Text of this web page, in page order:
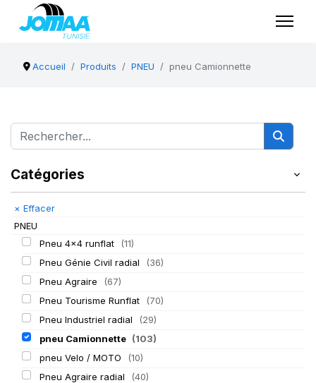
Accueil Produits PNEU pneu Camionnette
Catégories
× Effacer
PNEU
Pneu 4x4 runflat
(11)
Pneu Génie Civil radial
(36)
Pneu Agraire
(67)
Pneu Tourisme Runflat
(70)
Pneu Industriel radial
(29)
pneu Camionnette (103)
pneu Velo / MOTO
(10)
Pneu Agraire radial
(40)